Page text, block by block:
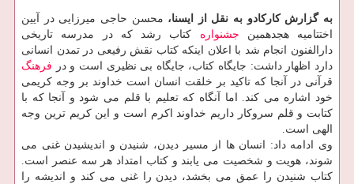
به گزارش کارکادو به نقل از ایسنا، محسن حاجی میرزایی در آیین
اختتامیه هجدهمین جشنواره کتاب رشد که در مدرسه تاریخی
دارالفنون انجام شد با اعلان اینکه کتاب نقش رفیعی در تمدن انسانی
دارد اظهار داشت: جایگاه کتاب، جایگاه بی نظیری است و در فرهنگ
قرآنی در آنجا که تاکید بر خلقت انسان است خداوند بر وجه کریمی
خود اشاره می کند. اما آنگاه که تعلیم با قلم می شود و آنجا که با
کتابت و قلم سروکار داریم خداوند اکرم است و این کریم ترین وجه
الهی است.
وی ادامه داد: انسان ها از مسیر دیدن، شنیدن و اندیشیدن غنی می
شوند، هویت و شخصیت می یابند و کتاب امتداد هر سه عنصر است.
کتاب شنیدن را عمق می بخشد، دیدن را غنی می کند و اندیشه را